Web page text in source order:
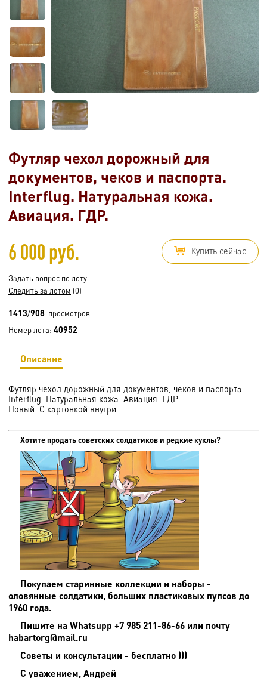
Футляр чехол дорожный для
документов, чеков и паспорта.
Interflug. Натуральная кожа.
Авиация. ГДР.
6 000 руб. Купить сейчас
Задать вопрос по лоту
Следить за лотом (0)
1413/908 просмотров
Номер лота: 40952
Описание
Футляр чехол дорожный для документов, чеков и паспорта.
Interflug. Натуральная кожа. Авиация. ГДР.
Новый. С картонкой внутри.
Хотите продать советских солдатиков и редкие куклы?
Покупаем старинные коллекции и наборы -
оловянные солдатики, больших пластиковых пупсов до
1960 года.
Пишите на Whatsupp +7 985 211-86-66 или почту
habartorg@mail.ru
Советы и консультации - бесплатно )))
С уважением, Андрей